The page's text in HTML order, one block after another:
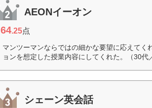
AEONイーオン
64.25点
マンツーマンならではの細かな要望に応えて
ョンを想定した授業内容にしてくれた。（30代
シェーン英会話